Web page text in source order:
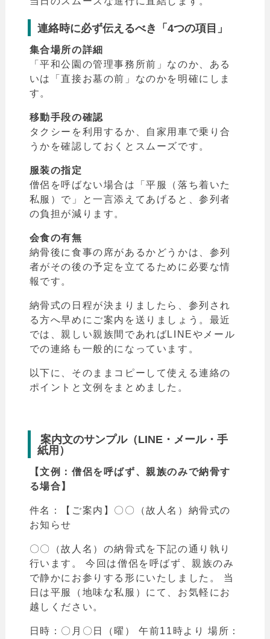
連絡時に必ず伝えるべき「4つの項目」
集合場所の詳細
「平和公園の管理事務所前」なのか、ある
いは「直接お墓の前」なのかを明確にしま
す。
移動手段の確認
タクシーを利用するか、自家用車で乗り合
うかを確認しておくとスムーズです。
服装の指定
僧侶を呼ばない場合は「平服（落ち着いた
私服）で」と一言添えてあげると、参列者
の負担が減ります。
会食の有無
納骨後に食事の席があるかどうかは、参列
者がその後の予定を立てるために必要な情
報です。
納骨式の日程が決まりましたら、参列され
る方へ早めにご案内を送りましょう。最近
では、親しい親族間であればLINEやメール
での連絡も一般的になっています。
以下に、そのままコピーして使える連絡の
ポイントと文例をまとめました。
案内文のサンプル（LINE・メール・手
紙用）
【文例：僧侶を呼ばず、親族のみで納骨す
る場合】
件名：【ご案内】〇〇（故人名）納骨式の
お知らせ
〇〇（故人名）の納骨式を下記の通り執り
行います。 今回は僧侶を呼ばず、親族のみ
で静かにお参りする形にいたしました。 当
日は平服（地味な私服）にて、お気軽にお
越しください。
日時：〇月〇日（曜） 午前11時より 場所：